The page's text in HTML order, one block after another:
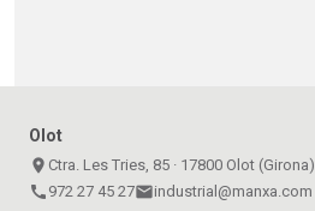
Olot
place Ctra. Les Tries, 85 · 17800 Olot (Girona)
call 972 27 45 27emailindustrial@manxa.com